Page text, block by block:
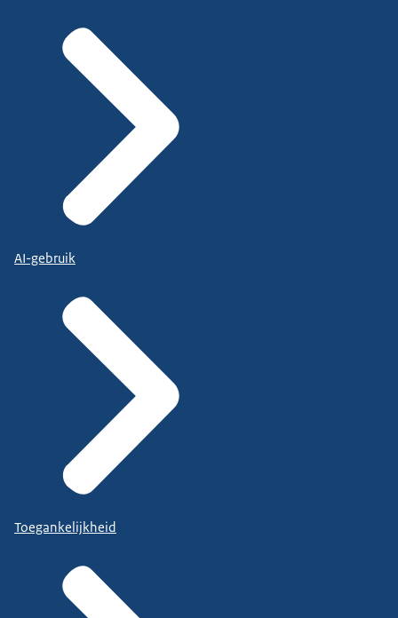
AI-gebruik
Toegankelijkheid